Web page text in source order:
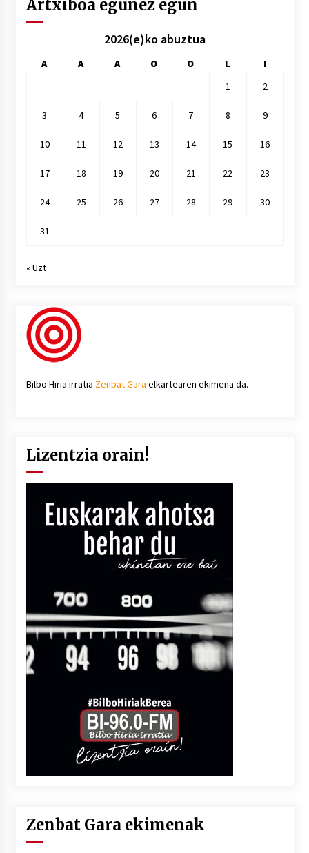
Artxiboa egunez egun
2026(e)ko abuztua
A A A O O L
I
1
2
3 4 5 6 7 8 9
10 11 12 13 14 15 16
17 18 19 20 21 22 23
24 25 26 27 28 29 30
31
« Uzt
Bilbo Hiria irratia Zenbat Gara elkartearen ekimena da.
Lizentzia orain!
Zenbat Gara ekimenak